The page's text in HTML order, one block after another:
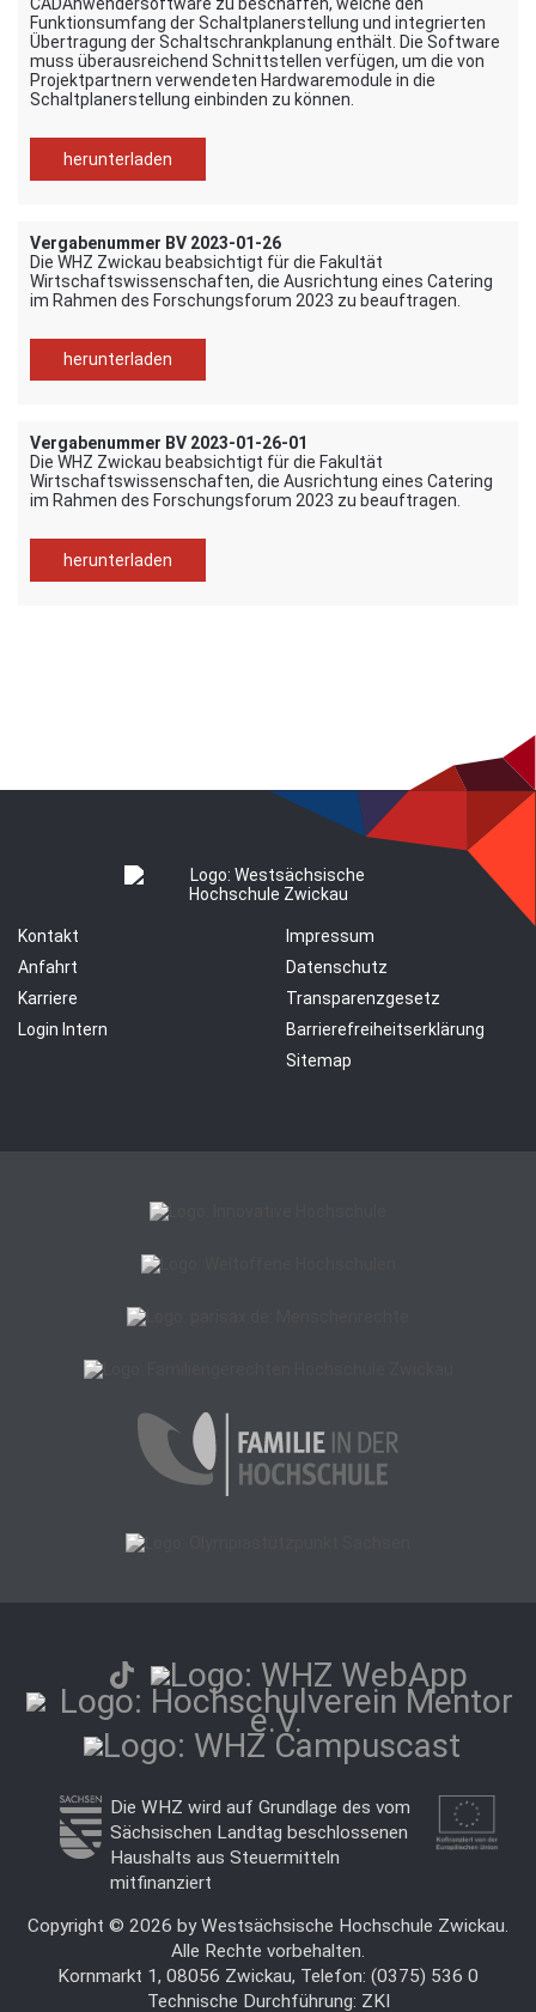
Funktionsumfang der Schaltplanerstellung und integrierten
Übertragung der Schaltschrankplanung enthält. Die Software
muss überausreichend Schnittstellen verfügen, um die von
Projektpartnern verwendeten Hardwaremodule in die
Schaltplanerstellung einbinden zu können.
herunterladen
Vergabenummer BV 2023-01-26
Die WHZ Zwickau beabsichtigt für die Fakultät
Wirtschaftswissenschaften, die Ausrichtung eines Catering
im Rahmen des Forschungsforum 2023 zu beauftragen.
herunterladen
Vergabenummer BV 2023-01-26-01
Die WHZ Zwickau beabsichtigt für die Fakultät
Wirtschaftswissenschaften, die Ausrichtung eines Catering
im Rahmen des Forschungsforum 2023 zu beauftragen.
herunterladen
Kontakt
Anfahrt
Karriere
Login Intern
Impressum
Datenschutz
Transparenzgesetz
Barrierefreiheitserklärung
Sitemap
Die WHZ wird auf Grundlage des vom
Sächsischen Landtag beschlossenen
Haushalts aus Steuermitteln
mitfinanziert
Copyright © 2026 by Westsächsische Hochschule Zwickau.
Alle Rechte vorbehalten.
Kornmarkt 1, 08056 Zwickau, Telefon: (0375) 536 0
Technische Durchführung: ZKI